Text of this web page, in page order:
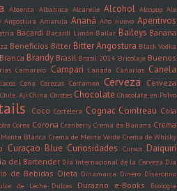
Absenta Albahaca Alcarelle Alcohol Alcopop Ale
Angostura Amarula Ananá Año nuevo Aperitivos
Bacardi Bacardi Limón Bailar Baileys Banana
Beneficios Bitter Bitter Angostura Black Vodka
Branca Brandy Brasil Brasil 2014 Bricolaje Buenos
Camarero Campari Canadá Canarias Canela
Cena Cerezas Certamen Cerveza Cerveza
Chile. Ají China Chistes Chocolate Chocolate en Polvo
Coco Coctelera Cognac Cointreau Cola
Corea Corona Cranberry Crema de Banana Crema
Menta Blanca Crema de Menta Verde Crema de Whisky
Curaçao Blue Curiosidades Cursos Daiquirí
del Bartender Día Internacional de la Cerveza Día
de Bebidas Dieta Dinamarca Dinero Disaronno
de Leche Dulces Durazno e-Books Ecología